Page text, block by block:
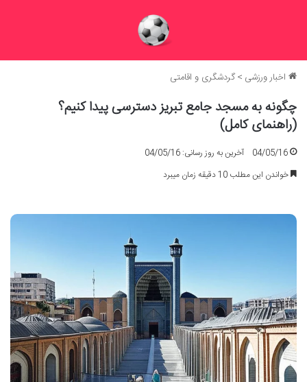
اخبار ورزشی >گردشگری و اقامتی
چگونه به مسجد جامع تبریز دسترسی پیدا کنیم؟
(راهنمای کامل)
04/05/16
آخرین به روز رسانی: 04/05/16
خواندن این مطلب 10 دقیقه زمان میبرد